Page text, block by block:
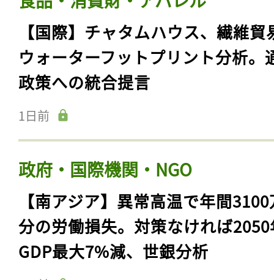
【国際】チャタムハウス、繊維貿
ウォーターフットプリント分析。
政策への統合提言
1日前
政府・国際機関・NGO
【南アジア】異常高温で年間
分の労働損失。対策なければ
GDP最大7%減、世銀分析